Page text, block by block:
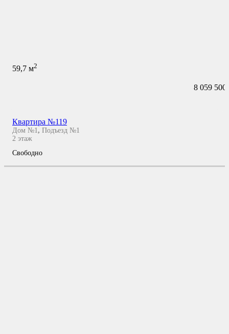
59,7 м2
8 059 500
Квартира №119
Дом №1, Подъезд №1
2 этаж
Свободно